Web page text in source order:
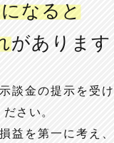
なると
があります
談金の提示を受け
さい。
益を第一に考え、